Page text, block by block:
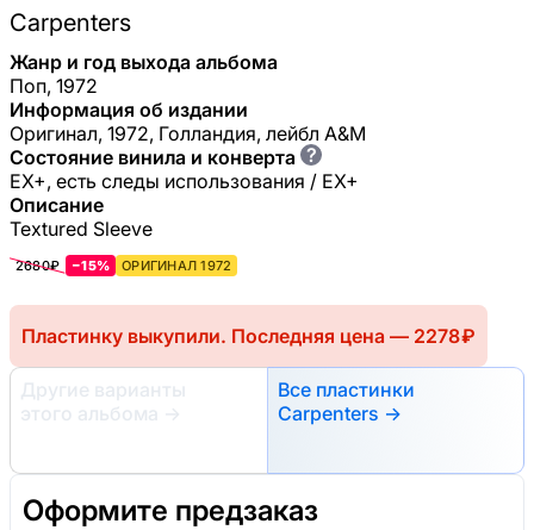
Carpenters
Жанр и год выхода альбома
Поп, 1972
Информация об издании
Оригинал, 1972, Голландия, лейбл A&M
Состояние винила и конверта ?
EX+, есть следы использования / EX+
Описание
Textured Sleeve
2680₽ −15% ОРИГИНАЛ 1972
Пластинку выкупили. Последняя цена — 2278 ₽
Другие варианты
этого альбома
→
Все пластинки
Carpenters →
Оформите предзаказ